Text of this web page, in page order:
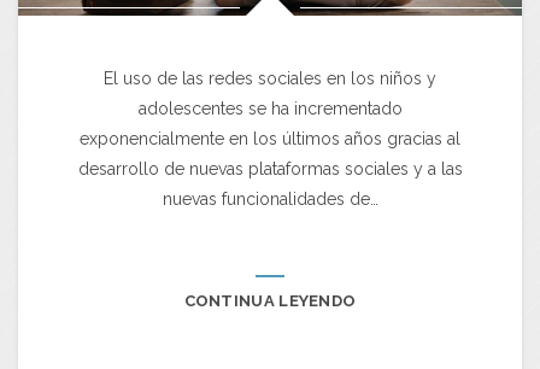
El uso de las redes sociales en los niños y
adolescentes se ha incrementado
exponencialmente en los últimos años gracias al
desarrollo de nuevas plataformas sociales y a las
nuevas funcionalidades de…
CONTINUA LEYENDO